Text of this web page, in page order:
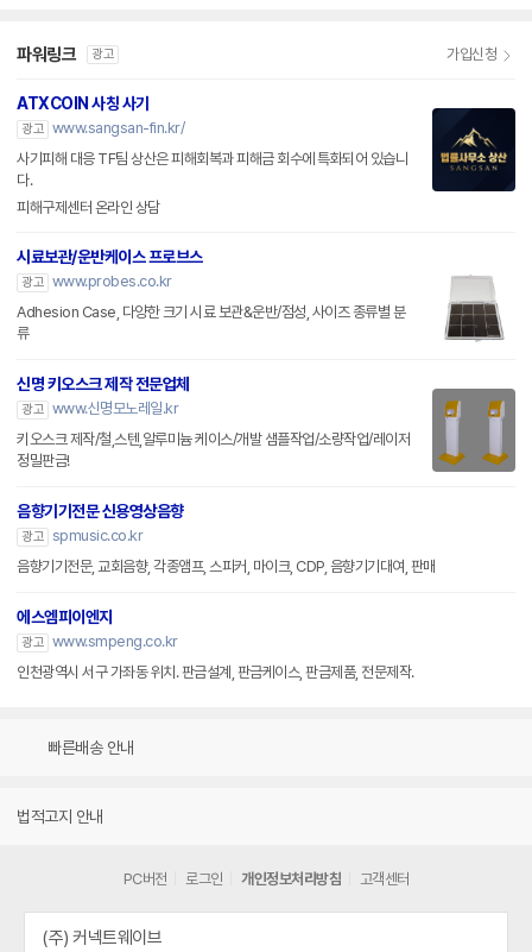
파워링크 광고 가입신청
ATXCOIN 사칭 사기
광고 www.sangsan-fin.kr/
사기피해 대응 TF팀 상산은 피해회복과 피해금 회수에 특화되어 있습니
다.
피해구제센터 온라인 상담
시료보관/운반케이스 프로브스
광고 www.probes.co.kr
Adhesion Case, 다양한 크기 시료 보관&운반/점성, 사이즈 종류별 분
류
신명 키오스크 제작 전문업체
광고 www.신명모노레일.kr
키오스크 제작/철,스텐,알루미늄 케이스/개발 샘플작업/소량작업/레이저
정밀판금!
음향기기전문 신용영상음향
광고 spmusic.co.kr
음향기기전문, 교회음향, 각종앰프, 스피커, 마이크, CDP, 음향기기대여, 판매
에스엠피이엔지
광고 www.smpeng.co.kr
인천광역시 서구 가좌동 위치. 판금설계, 판금케이스, 판금제품, 전문제작.
빠른배송 안내
법적고지 안내
PC버전 로그인 개인정보처리방침 고객센터
(주) 커넥트웨이브